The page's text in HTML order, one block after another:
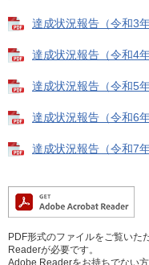
達成状況報告（令和3
達成状況報告（令和4
達成状況報告（令和5
達成状況報告（令和6
達成状況報告（令和7
PDF形式のファイルをご覧いた
Readerが必要です。
Adobe Readerをお持ちでない